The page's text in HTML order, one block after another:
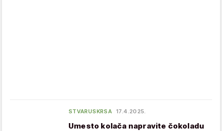
STVARUSKRSA 17.4.2025.
Umesto kolača napravite čokoladu